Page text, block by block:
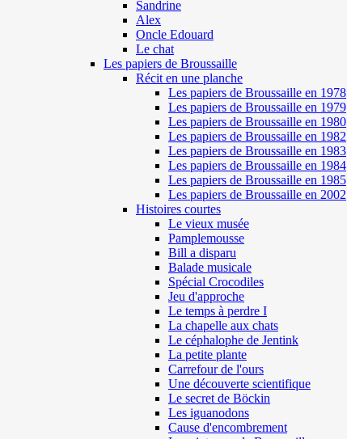
Sandrine
Alex
Oncle Edouard
Le chat
Les papiers de Broussaille
Récit en une planche
Les papiers de Broussaille en 1978
Les papiers de Broussaille en 1979
Les papiers de Broussaille en 1980
Les papiers de Broussaille en 1982
Les papiers de Broussaille en 1983
Les papiers de Broussaille en 1984
Les papiers de Broussaille en 1985
Les papiers de Broussaille en 2002
Histoires courtes
Le vieux musée
Pamplemousse
Bill a disparu
Balade musicale
Spécial Crocodiles
Jeu d'approche
Le temps à perdre I
La chapelle aux chats
Le céphalophe de Jentink
La petite plante
Carrefour de l'ours
Une découverte scientifique
Le secret de Böckin
Les iguanodons
Cause d'encombrement